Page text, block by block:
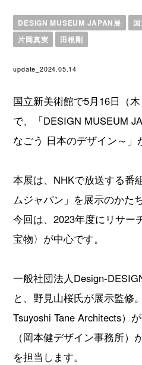
DESIGN MUSEUM JAPAN展
片岡真実
田根剛
update_2024.05.14
国立新美術館で5月16日（
で、「DESIGN MUSEUM
なごう 日本のデザイン～」
本展は、NHKで放送する番
ムジャパン」を展示のかた
今回は、2023年度にリサー
宝物〉が中心です。
一般社団法人Design-
と、野見山桜氏が展示監修。
Tsuyoshi Tane Architects）
（岡本健デザイン事務所
を担当します。